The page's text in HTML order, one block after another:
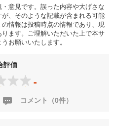
意見です。誤った内容や大げさな
、そのような記載が含まれる可能
情報は投稿時点の情報であり、現
ます。ご理解いただいた上で本サ
お願いいたします。
評価
-
コメント（0件）